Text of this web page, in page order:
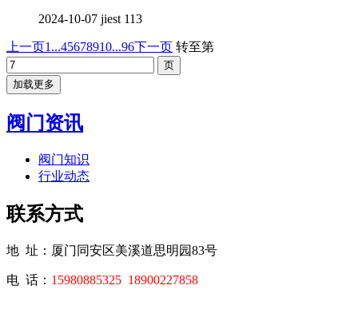
2024-10-07 jiest 113
上一页1...45678910...96下一页 转至第
加载更多
阀门资讯
阀门知识
行业动态
联系方式
地 址：厦门同安区美溪道思明园83号
电 话： 15980885325 18900227858